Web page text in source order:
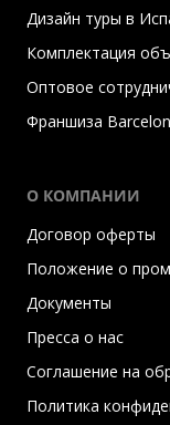
Дизайн туры в
Комплектация
Оптовое
Франшиза
О КОМПАНИИ
Договор оферты
Положение о
Документы
Пресса о нас
Соглашение на
Политика